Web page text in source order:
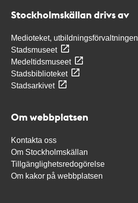
Stockholmskällan drivs av
Medioteket, utbildningsförvaltningen
Stadsmuseet
Medeltidsmuseet
Stadsbiblioteket
Stadsarkivet
Om webbplatsen
Kontakta oss
Om Stockholmskällan
Tillgänglighetsredogörelse
Om kakor på webbplatsen